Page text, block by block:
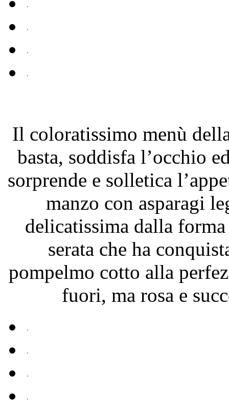
Il coloratissimo menù
basta, soddisfa l’occhio
sorprende e solletica
manzo con asparagi
delicatissima dalla
serata che ha
pompelmo cotto alla
fuori, ma rosa e